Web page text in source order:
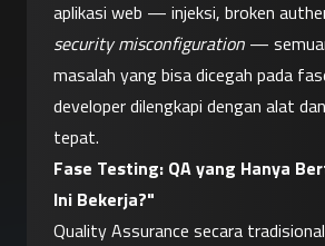
security misconfiguration —
masalah yang bisa dicegah pada
developer dilengkapi dengan alat
tepat.
Fase Testing: QA yang Hanya
Ini Bekerja?"
Quality Assurance secara